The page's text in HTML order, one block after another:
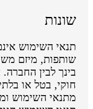
שונות
תנאי השימוש אינם
שותפות, מיזם
בינך לבין החברה.
חוקי, בטל או
מתנאי השימוש